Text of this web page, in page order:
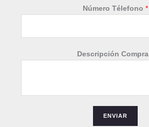
e
r
Número Télefono *
Descripción Compra
ENVIAR